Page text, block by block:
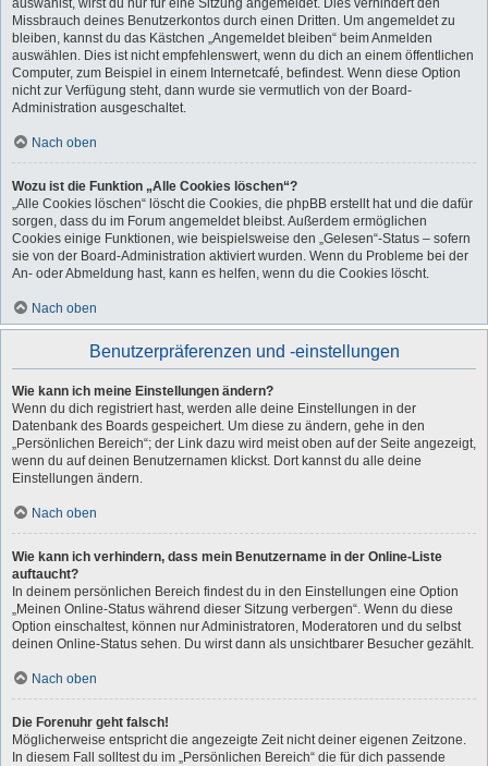
auswählst, wirst du nur für eine Sitzung angemeldet. Dies verhindert den
Missbrauch deines Benutzerkontos durch einen Dritten. Um angemeldet zu
bleiben, kannst du das Kästchen „Angemeldet bleiben“ beim Anmelden
auswählen. Dies ist nicht empfehlenswert, wenn du dich an einem öffentlichen
Computer, zum Beispiel in einem Internetcafé, befindest. Wenn diese Option
nicht zur Verfügung steht, dann wurde sie vermutlich von der Board-
Administration ausgeschaltet.
Nach oben
Wozu ist die Funktion „Alle Cookies löschen“?
„Alle Cookies löschen“ löscht die Cookies, die phpBB erstellt hat und die dafür
sorgen, dass du im Forum angemeldet bleibst. Außerdem ermöglichen
Cookies einige Funktionen, wie beispielsweise den „Gelesen“-Status – sofern
sie von der Board-Administration aktiviert wurden. Wenn du Probleme bei der
An- oder Abmeldung hast, kann es helfen, wenn du die Cookies löscht.
Nach oben
Benutzerpräferenzen und -einstellungen
Wie kann ich meine Einstellungen ändern?
Wenn du dich registriert hast, werden alle deine Einstellungen in der
Datenbank des Boards gespeichert. Um diese zu ändern, gehe in den
„Persönlichen Bereich“; der Link dazu wird meist oben auf der Seite angezeigt,
wenn du auf deinen Benutzernamen klickst. Dort kannst du alle deine
Einstellungen ändern.
Nach oben
Wie kann ich verhindern, dass mein Benutzername in der Online-Liste
auftaucht?
In deinem persönlichen Bereich findest du in den Einstellungen eine Option
„Meinen Online-Status während dieser Sitzung verbergen“. Wenn du diese
Option einschaltest, können nur Administratoren, Moderatoren und du selbst
deinen Online-Status sehen. Du wirst dann als unsichtbarer Besucher gezählt.
Nach oben
Die Forenuhr geht falsch!
Möglicherweise entspricht die angezeigte Zeit nicht deiner eigenen Zeitzone.
In diesem Fall solltest du im „Persönlichen Bereich“ die für dich passende